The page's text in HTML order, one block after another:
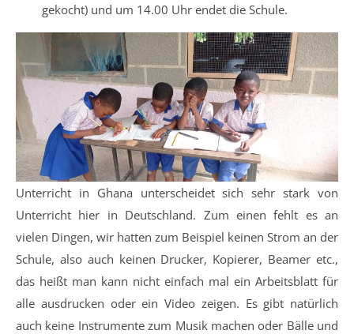
gekocht) und um 14.00 Uhr endet die Schule.
Unterricht in Ghana unterscheidet sich sehr stark von
Unterricht hier in Deutschland. Zum einen fehlt es an
vielen Dingen, wir hatten zum Beispiel keinen Strom an der
Schule, also auch keinen Drucker, Kopierer, Beamer etc.,
das heißt man kann nicht einfach mal ein Arbeitsblatt für
alle ausdrucken oder ein Video zeigen. Es gibt natürlich
auch keine Instrumente zum Musik machen oder Bälle und